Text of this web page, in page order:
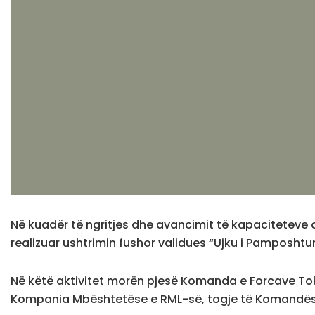
Në kuadër të ngritjes dhe avancimit të kapaciteteve
realizuar ushtrimin fushor validues “Ujku i Pamposhtur
Në këtë aktivitet morën pjesë Komanda e Forcave
Kompania Mbështetëse e RML-së, togje të